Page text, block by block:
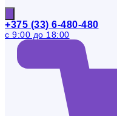
+375 (33) 6-480-480
с 9:00 до 18:00